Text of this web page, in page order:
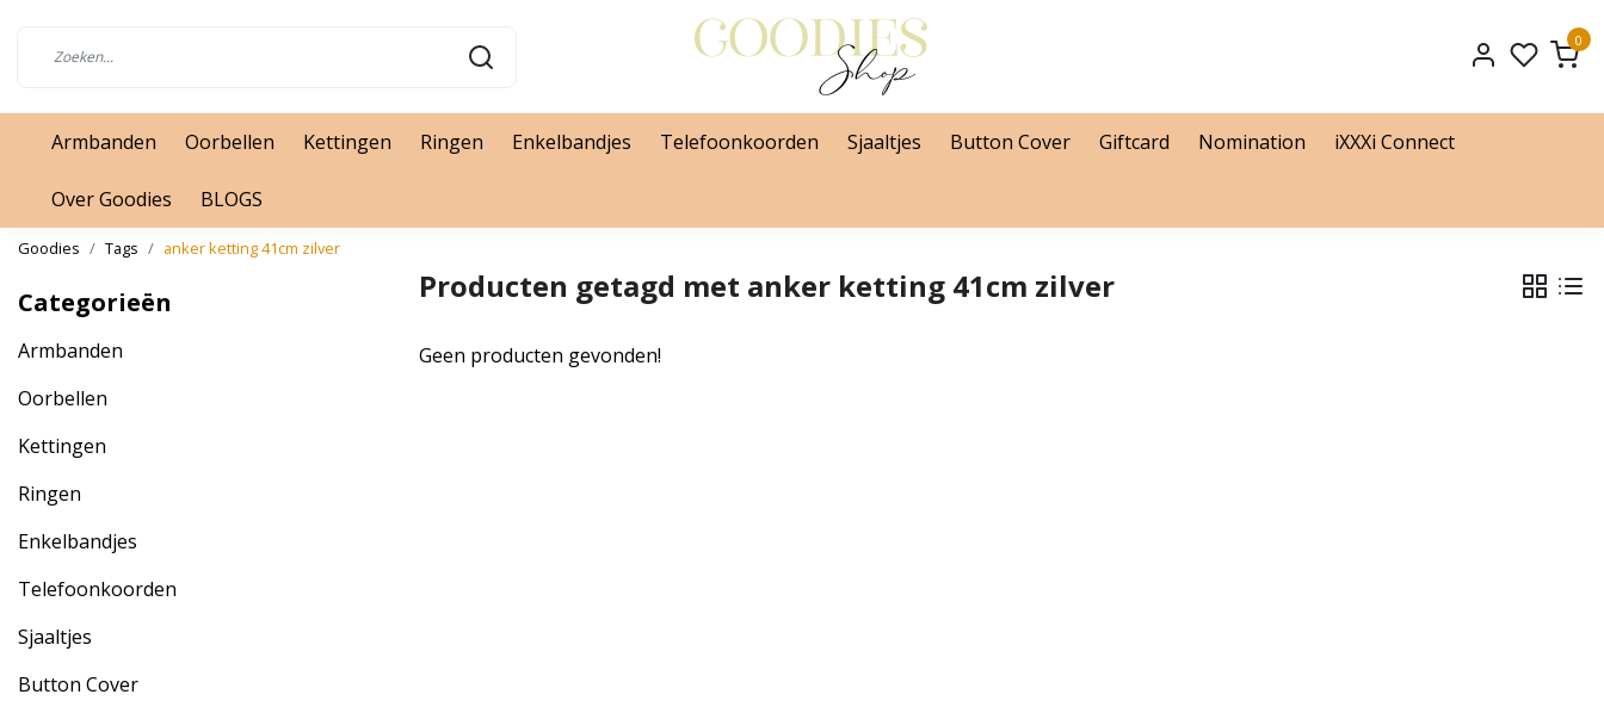
0
Armbanden Oorbellen Kettingen Ringen Enkelbandjes Telefoonkoorden Sjaaltjes Button Cover Giftcard Nomination iXXXi Connect
Over Goodies BLOGS
Goodies Tags anker ketting 41cm zilver
Categorieën
Armbanden
Oorbellen
Kettingen
Ringen
Enkelbandjes
Telefoonkoorden
Sjaaltjes
Button Cover
Producten getagd met anker ketting 41cm zilver
Geen producten gevonden!